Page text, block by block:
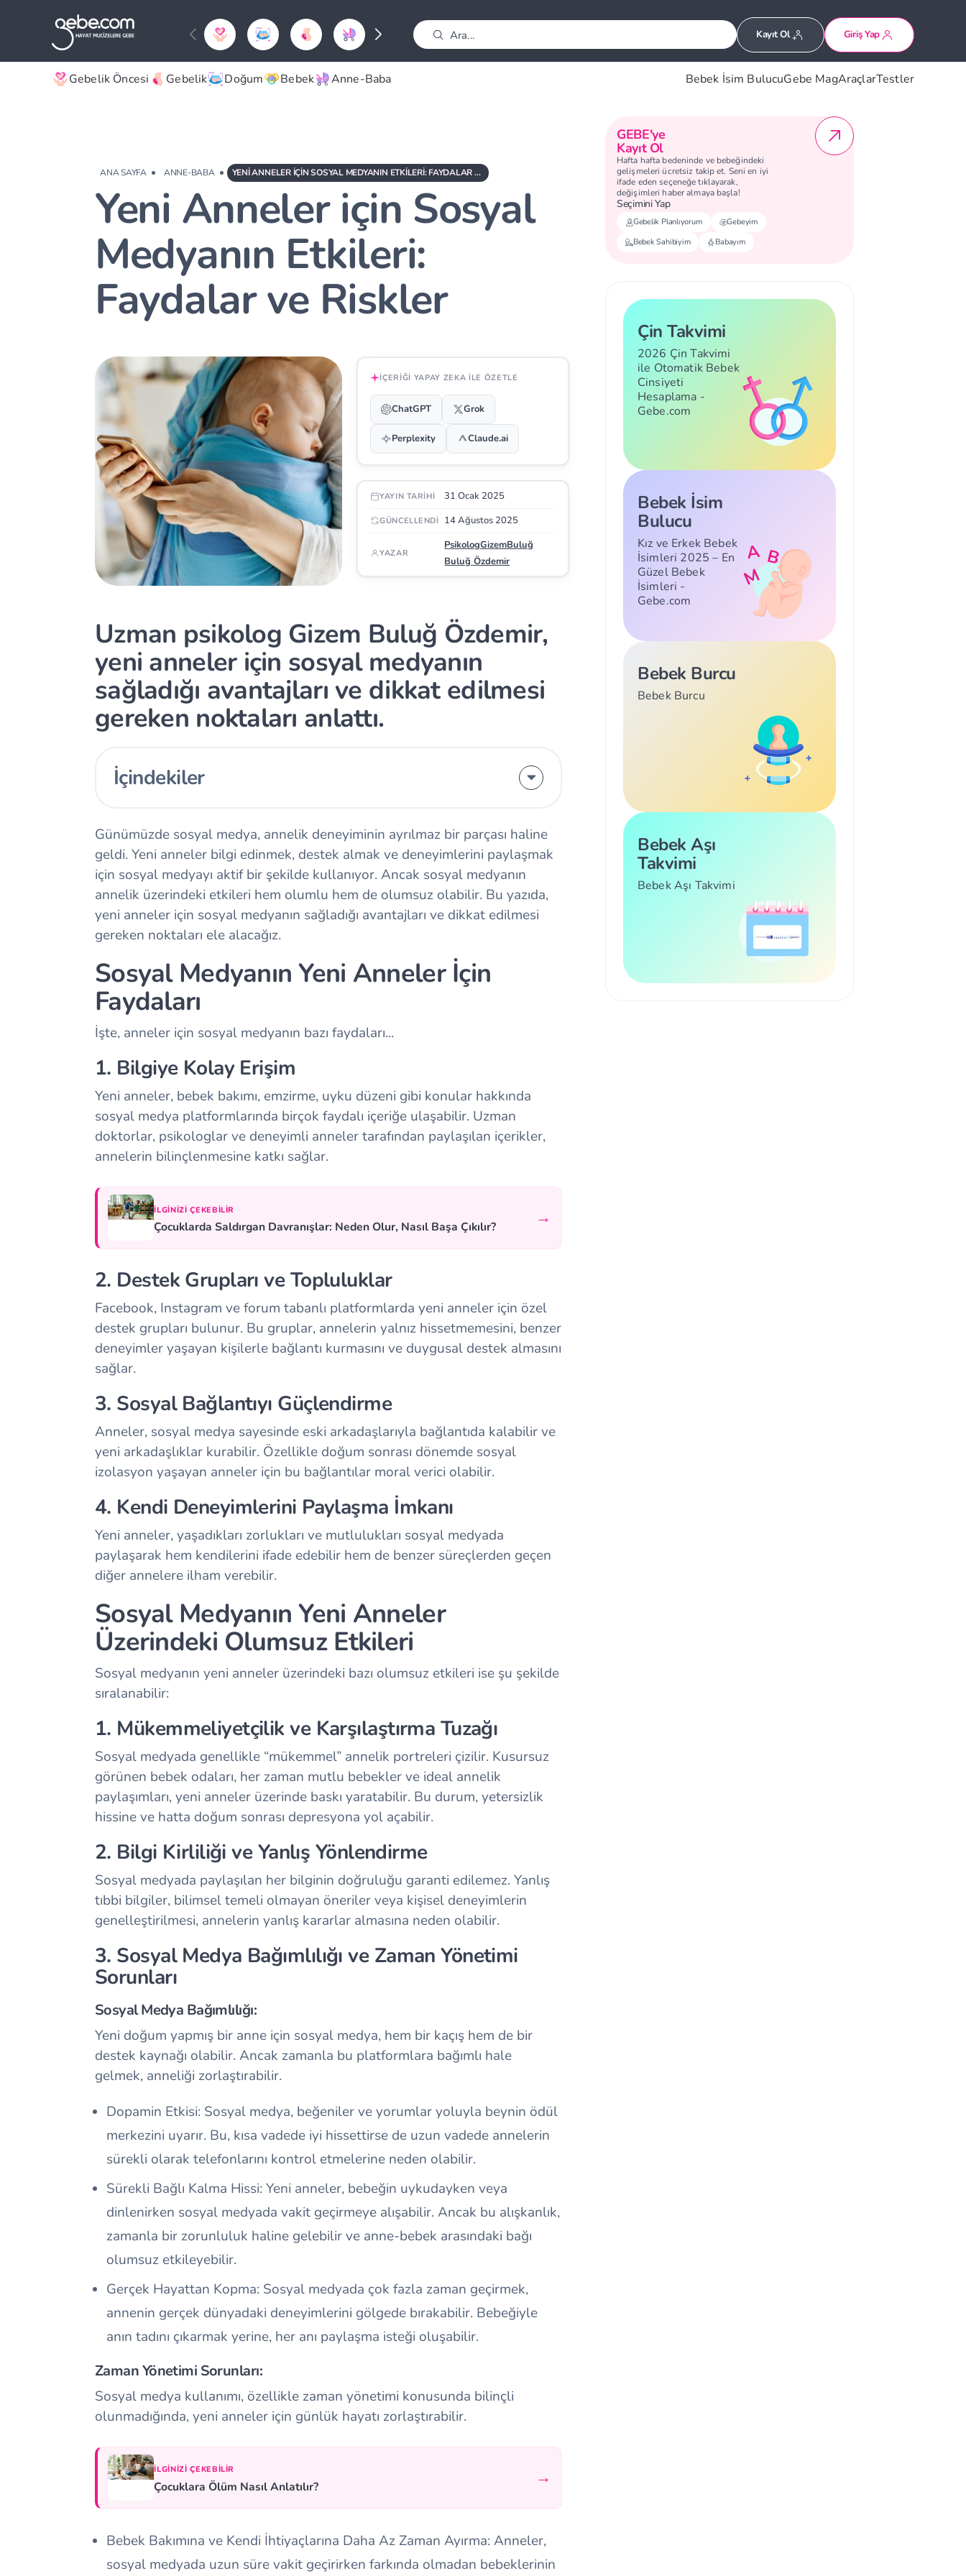
Kayıt Ol Giriş Yap
Gebelik Öncesi Gebelik Doğum Bebek Anne-Baba Bebek İsim BulucuGebe MagAraçlarTestler
ANA SAYFA ANNE-BABA YENI ANNELER IÇIN SOSYAL MEDYANIN ETKILERI: FAYDALAR VE RISKLER
Yeni Anneler için Sosyal
Medyanın Etkileri:
Faydalar ve Riskler
İÇERIĞI YAPAY ZEKA ILE ÖZETLE
ChatGPT Grok
Perplexity Claude.ai
YAYIN TARIHI 31 Ocak 2025
GÜNCELLENDI 14 Ağustos 2025
YAZAR
PsikologGizemBuluğ
Buluğ Özdemir
Uzman psikolog Gizem Buluğ Özdemir,
yeni anneler için sosyal medyanın
sağladığı avantajları ve dikkat edilmesi
gereken noktaları anlattı.
İçindekiler
Günümüzde sosyal medya, annelik deneyiminin ayrılmaz bir parçası haline
geldi. Yeni anneler bilgi edinmek, destek almak ve deneyimlerini paylaşmak
için sosyal medyayı aktif bir şekilde kullanıyor. Ancak sosyal medyanın
annelik üzerindeki etkileri hem olumlu hem de olumsuz olabilir. Bu yazıda,
yeni anneler için sosyal medyanın sağladığı avantajları ve dikkat edilmesi
gereken noktaları ele alacağız.
Sosyal Medyanın Yeni Anneler İçin
Faydaları
İşte, anneler için sosyal medyanın bazı faydaları...
1. Bilgiye Kolay Erişim
Yeni anneler, bebek bakımı, emzirme, uyku düzeni gibi konular hakkında
sosyal medya platformlarında birçok faydalı içeriğe ulaşabilir. Uzman
doktorlar, psikologlar ve deneyimli anneler tarafından paylaşılan içerikler,
annelerin bilinçlenmesine katkı sağlar.
İLGINIZI ÇEKEBILIR
Çocuklarda Saldırgan Davranışlar: Neden Olur, Nasıl Başa Çıkılır? →
2. Destek Grupları ve Topluluklar
Facebook, Instagram ve forum tabanlı platformlarda yeni anneler için özel
destek grupları bulunur. Bu gruplar, annelerin yalnız hissetmemesini, benzer
deneyimler yaşayan kişilerle bağlantı kurmasını ve duygusal destek almasını
sağlar.
3. Sosyal Bağlantıyı Güçlendirme
Anneler, sosyal medya sayesinde eski arkadaşlarıyla bağlantıda kalabilir ve
yeni arkadaşlıklar kurabilir. Özellikle doğum sonrası dönemde sosyal
izolasyon yaşayan anneler için bu bağlantılar moral verici olabilir.
4. Kendi Deneyimlerini Paylaşma İmkanı
Yeni anneler, yaşadıkları zorlukları ve mutlulukları sosyal medyada
paylaşarak hem kendilerini ifade edebilir hem de benzer süreçlerden geçen
diğer annelere ilham verebilir.
Sosyal Medyanın Yeni Anneler
Üzerindeki Olumsuz Etkileri
Sosyal medyanın yeni anneler üzerindeki bazı olumsuz etkileri ise şu şekilde
sıralanabilir:
1. Mükemmeliyetçilik ve Karşılaştırma Tuzağı
Sosyal medyada genellikle “mükemmel” annelik portreleri çizilir. Kusursuz
görünen bebek odaları, her zaman mutlu bebekler ve ideal annelik
paylaşımları, yeni anneler üzerinde baskı yaratabilir. Bu durum, yetersizlik
hissine ve hatta doğum sonrası depresyona yol açabilir.
2. Bilgi Kirliliği ve Yanlış Yönlendirme
Sosyal medyada paylaşılan her bilginin doğruluğu garanti edilemez. Yanlış
tıbbi bilgiler, bilimsel temeli olmayan öneriler veya kişisel deneyimlerin
genelleştirilmesi, annelerin yanlış kararlar almasına neden olabilir.
3. Sosyal Medya Bağımlılığı ve Zaman Yönetimi
Sorunları
Sosyal Medya Bağımlılığı:
Yeni doğum yapmış bir anne için sosyal medya, hem bir kaçış hem de bir
destek kaynağı olabilir. Ancak zamanla bu platformlara bağımlı hale
gelmek, anneliği zorlaştırabilir.
Dopamin Etkisi: Sosyal medya, beğeniler ve yorumlar yoluyla beynin ödül
merkezini uyarır. Bu, kısa vadede iyi hissettirse de uzun vadede annelerin
sürekli olarak telefonlarını kontrol etmelerine neden olabilir.
Sürekli Bağlı Kalma Hissi: Yeni anneler, bebeğin uykudayken veya
dinlenirken sosyal medyada vakit geçirmeye alışabilir. Ancak bu alışkanlık,
zamanla bir zorunluluk haline gelebilir ve anne-bebek arasındaki bağı
olumsuz etkileyebilir.
Gerçek Hayattan Kopma: Sosyal medyada çok fazla zaman geçirmek,
annenin gerçek dünyadaki deneyimlerini gölgede bırakabilir. Bebeğiyle
anın tadını çıkarmak yerine, her anı paylaşma isteği oluşabilir.
Zaman Yönetimi Sorunları:
Sosyal medya kullanımı, özellikle zaman yönetimi konusunda bilinçli
olunmadığında, yeni anneler için günlük hayatı zorlaştırabilir.
İLGINIZI ÇEKEBILIR
Çocuklara Ölüm Nasıl Anlatılır? →
Bebek Bakımına ve Kendi İhtiyaçlarına Daha Az Zaman Ayırma: Anneler,
sosyal medyada uzun süre vakit geçirirken farkında olmadan bebeklerinin
GEBE'ye
Kayıt Ol
Hafta hafta bedeninde ve bebeğindeki
gelişmeleri ücretsiz takip et. Seni en iyi
ifade eden seçeneğe tıklayarak,
değişimleri haber almaya başla!
Seçimini Yap
Gebelik Planlıyorum
Gebeyim
Bebek Sahibiyim
Babayım
Çin Takvimi
2026 Çin Takvimi
ile Otomatik Bebek
Cinsiyeti
Hesaplama -
Gebe.com
Bebek İsim
Bulucu
Kız ve Erkek Bebek
İsimleri 2025 – En
Güzel Bebek
İsimleri -
Gebe.com
Bebek Burcu
Bebek Burcu
Bebek Aşı
Takvimi
Bebek Aşı Takvimi